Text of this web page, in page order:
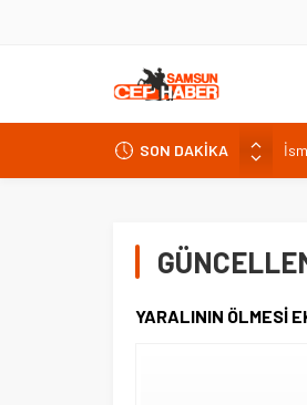
SON DAKİKA
YARALININ ÖLMESİ